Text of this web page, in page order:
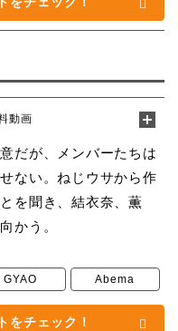
動画
だが、メンバーたちは
ない。ねじウサから作
を聞き、結衣奈、薫
かう。
GYAO Abema
をチェック！